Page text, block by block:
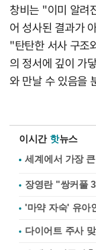
창비는 "이미 알려
어 성사된 결과가
"탄탄한 서사 구조
의 정서에 깊이 가
와 만날 수 있음을
이시간 핫뉴스
장영란 "쌍커풀
'마약 자숙' 유아
다이어트 주사